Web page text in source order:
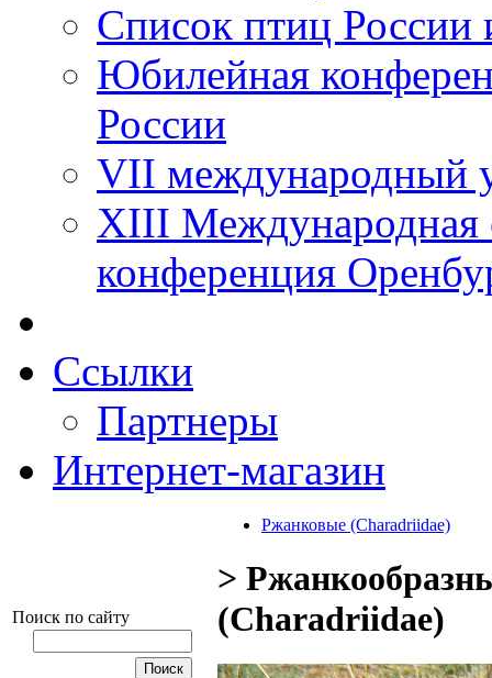
Список птиц России
Юбилейная
России
VII международный
XIII Международная
конференция
Ссылки
Партнеры
Интернет-магазин
Поиск по сайту
Ржанковые (Charadriidae)
>
(Charadriidae)